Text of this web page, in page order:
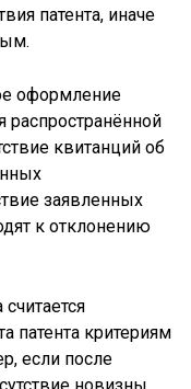
патента, иначе
оформление
распространённой
квитанций об
заявленных
к отклонению
патента критериям
если после